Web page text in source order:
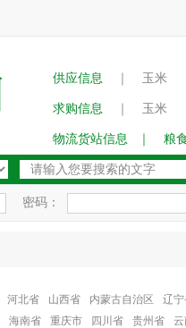
供应信息 玉米
求购信息 玉米
物流货站信息 粮
2017年
密码：
河北省 山西省 内蒙古自治区 辽宁
海南省 重庆市 四川省 贵州省 云